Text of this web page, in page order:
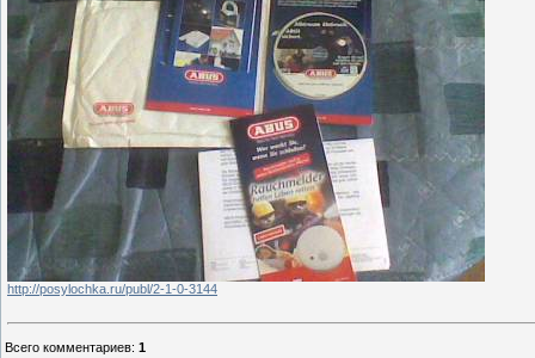
http://posylochka.ru/publ/2-1-0-3144
Всего комментариев: 1